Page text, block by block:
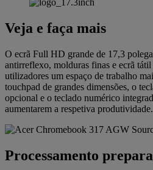
Veja e faça mais
O ecrã Full HD grande de 17,3
antirreflexo, molduras finas e ecrã
utilizadores um espaço de trabalho
touchpad de grandes dimensões, o
opcional e o teclado numérico
aumentarem a respetiva produtividade.
Processamento